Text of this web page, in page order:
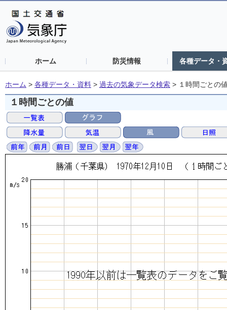
ホーム 防災情報 各種データ・
ホーム > 各種データ・資料 > 過去の気象データ検索 > １時間ごとの
１時間ごとの値